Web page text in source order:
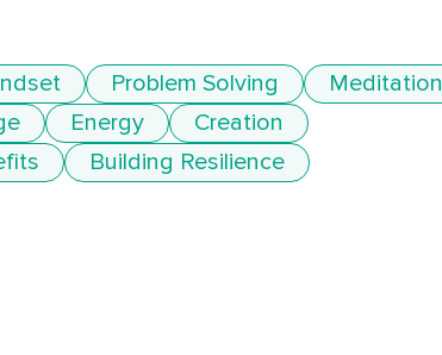
Problem Solving
Meditation
Energy
Creation
Building Resilience